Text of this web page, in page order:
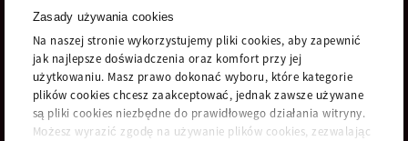
Zasady używania cookies
Na naszej stronie wykorzystujemy pliki cookies, aby zapewnić
jak najlepsze doświadczenia oraz komfort przy jej
użytkowaniu. Masz prawo dokonać wyboru, które kategorie
plików cookies chcesz zaakceptować, jednak zawsze używane
są pliki cookies niezbędne do prawidłowego działania witryny.
Możesz wyrazić zgodę na używanie plików cookies, zezwalając
Przetwarzanie
danych
osobowych